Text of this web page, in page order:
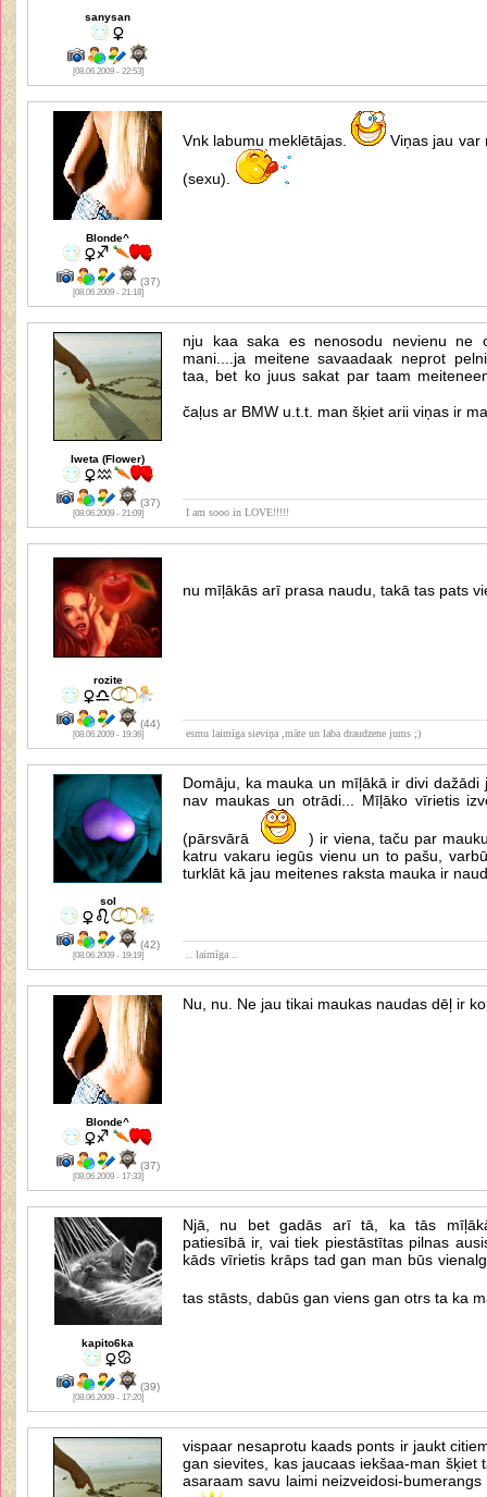
sanysan
[08.06.2009 - 22:53]
Blonde^
(37)
[08.06.2009 - 21:18]
Vnk labumu meklētājas. Viņas jau var
(sexu).
Iweta (Flower)
(37)
[08.06.2009 - 21:09]
nju kaa saka es nenosodu nevienu ne
mani....ja meitene savaadaak neprot
taa, bet ko juus sakat par taam
čaļus ar BMW u.t.t. man šķiet arii viņas ir
I am sooo in LOVE!!!!!
rozite
(44)
[08.06.2009 - 19:36]
nu mīļākās arī prasa naudu, takā tas pats
esmu laimīga sieviņa ,māte un laba draudzene jums ;)
sol
(42)
[08.06.2009 - 19:19]
Domāju, ka mauka un mīļākā ir divi dažādi
nav maukas un otrādi... Mīļāko vīrietis
(pārsvārā
) ir viena, taču par
katru vakaru iegūs vienu un to pašu,
turklāt kā jau meitenes raksta mauka ir
.. laimīga ..
Blonde^
(37)
[08.06.2009 - 17:33]
Nu, nu. Ne jau tikai maukas naudas dēļ ir
kapito6ka
(39)
[08.06.2009 - 17:20]
Njā, nu bet gadās arī tā, ka tās
patiesībā ir, vai tiek piestāstītas pilnas
kāds vīrietis krāps tad gan man būs
tas stāsts, dabūs gan viens gan otrs ta ka
vispaar nesaprotu kaads ponts ir jaukt
gan sievites, kas jaucaas iekšaa-man šķiet
asaraam savu laimi neizveidosi-